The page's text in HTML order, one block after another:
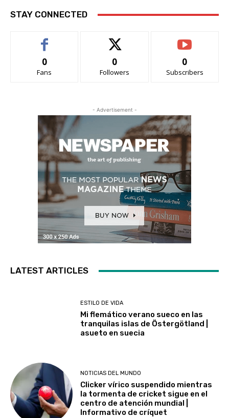
STAY CONNECTED
0
Fans
0
Followers
0
Subscribers
- Advertisement -
LATEST ARTICLES
ESTILO DE VIDA
Mi flemático verano sueco en las
tranquilas islas de Östergötland |
asueto en suecia
NOTICIAS DEL MUNDO
Clicker vírico suspendido mientras
la tormenta de cricket sigue en el
centro de atención mundial |
Informativo de críquet